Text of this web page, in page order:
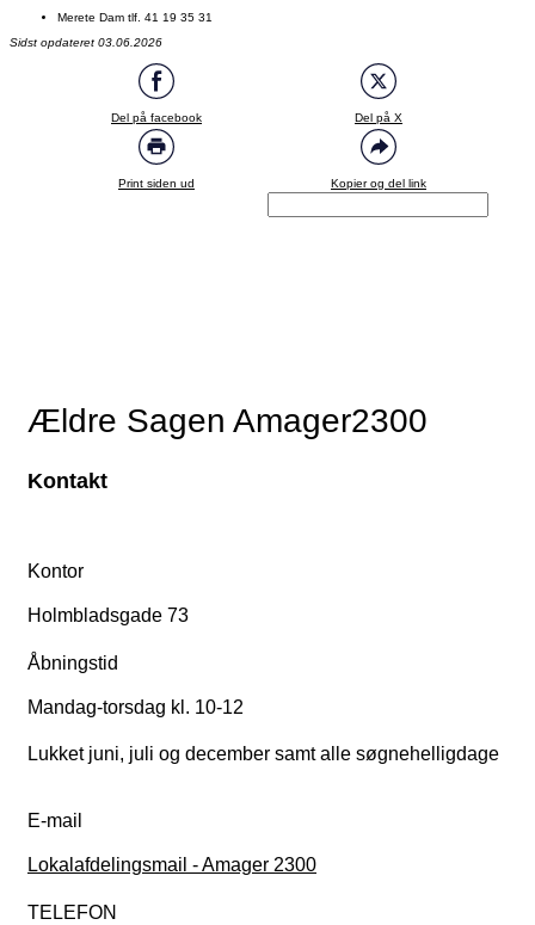
Merete Dam tlf. 41 19 35 31
Sidst opdateret 03.06.2026
Del på facebook Del på X
Print siden ud Kopier og del link
Ældre Sagen Amager2300
Kontakt
Kontor
Holmbladsgade 73
Åbningstid
Mandag-torsdag kl. 10-12
Lukket juni, juli og december samt alle søgnehelligdage
E-mail
Lokalafdelingsmail - Amager 2300
TELEFON